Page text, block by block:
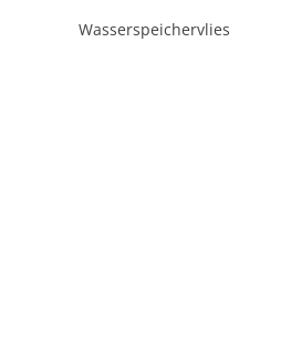
Wasserspeichervlies